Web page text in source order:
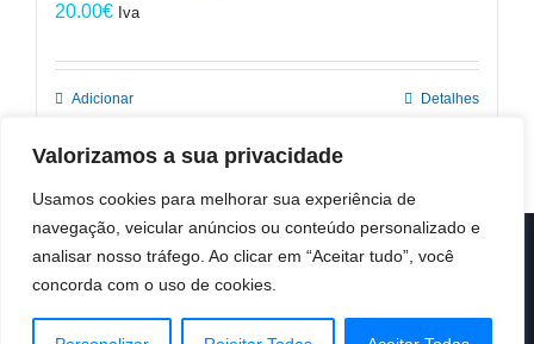
Valorizamos a sua privacidade
Usamos cookies para melhorar sua experiência de
navegação, veicular anúncios ou conteúdo personalizado e
analisar nosso tráfego. Ao clicar em “Aceitar tudo”, você
concorda com o uso de cookies.
20.00€ Iva
Adicionar Detalhes
© Copyright 2019 -2026 | ICC Portugal | Todos os direitos
reservados